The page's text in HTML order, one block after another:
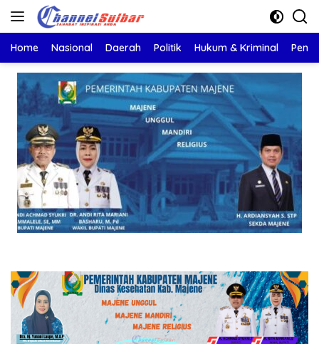
Langsung
Home Nasional Daerah Politik Hukum & Kriminal